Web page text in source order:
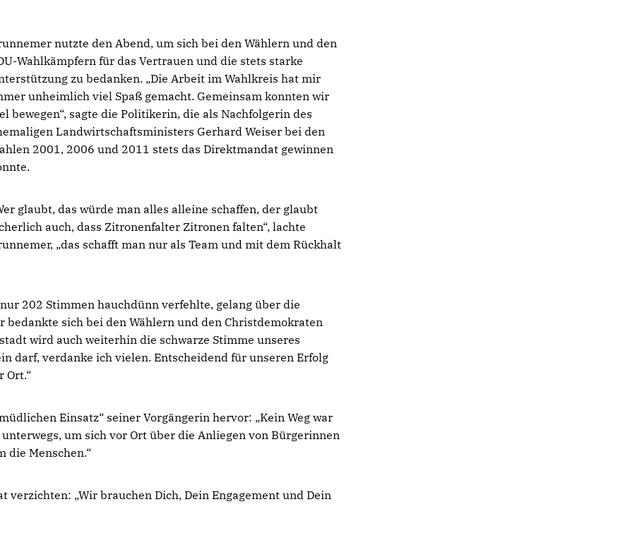
nutzte den Abend, um sich bei den Wählern und den
Wahlkämpfern für das Vertrauen und die stets starke
zu bedanken. „Die Arbeit im Wahlkreis hat mir
unheimlich viel Spaß gemacht. Gemeinsam konnten wir
bewegen“, sagte die Politikerin, die als Nachfolgerin des
Landwirtschaftsministers Gerhard Weiser bei den
2001, 2006 und 2011 stets das Direktmandat gewinnen
glaubt, das würde man alles alleine schaffen, der glaubt
auch, dass Zitronenfalter Zitronen falten“, lachte
„das schafft man nur als Team und mit dem Rückhalt
202 Stimmen hauchdünn verfehlte, gelang über die
bedankte sich bei den Wählern und den Christdemokraten
wird auch weiterhin die schwarze Stimme unseres
darf, verdanke ich vielen. Entscheidend für unseren Erfolg
Ort.“
Einsatz“ seiner Vorgängerin hervor: „Kein Weg war
um sich vor Ort über die Anliegen von Bürgerinnen
die Menschen.“
„Wir brauchen Dich, Dein Engagement und Dein